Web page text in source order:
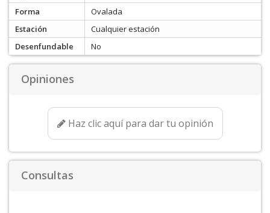
Forma
Ovalada
Estación
Cualquier estación
Desenfundable
No
Opiniones
Haz clic aquí para dar tu opinión
Consultas